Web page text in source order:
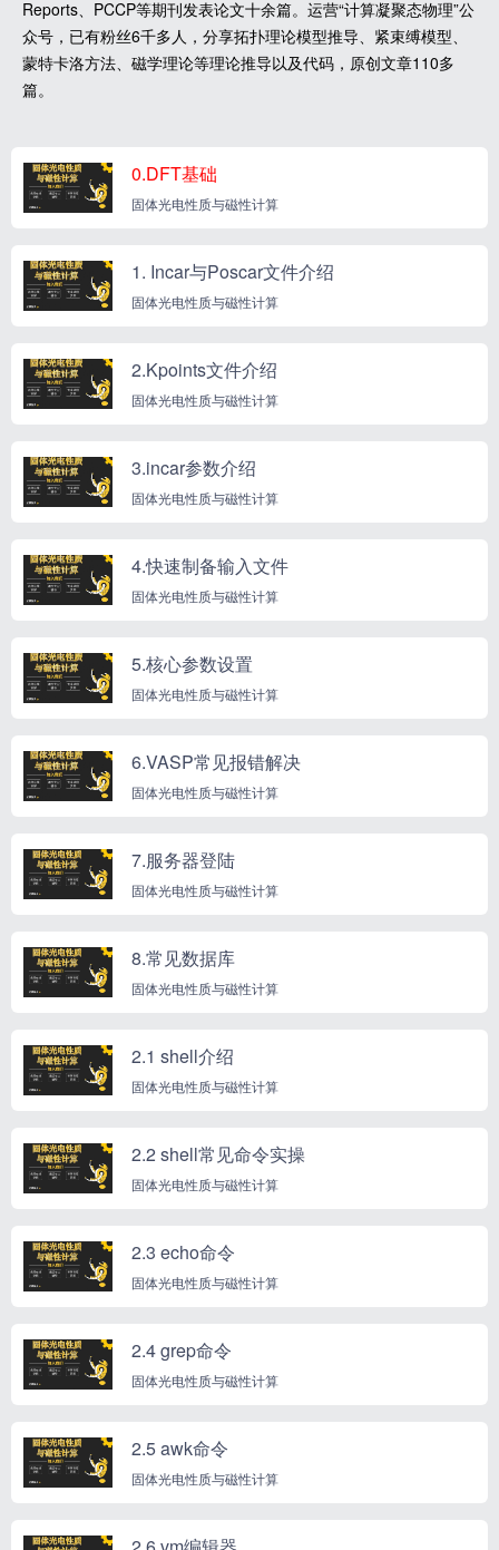
Reports、PCCP等期刊发表论文十余篇。运营“计算凝聚态物理”公
众号，已有粉丝6千多人，分享拓扑理论模型推导、紧束缚模型、
蒙特卡洛方法、磁学理论等理论推导以及代码，原创文章110多
篇。
0.DFT基础
固体光电性质与磁性计算
1. Incar与Poscar文件介绍
固体光电性质与磁性计算
2.Kpoints文件介绍
固体光电性质与磁性计算
3.incar参数介绍
固体光电性质与磁性计算
4.快速制备输入文件
固体光电性质与磁性计算
5.核心参数设置
固体光电性质与磁性计算
6.VASP常见报错解决
固体光电性质与磁性计算
7.服务器登陆
固体光电性质与磁性计算
8.常见数据库
固体光电性质与磁性计算
2.1 shell介绍
固体光电性质与磁性计算
2.2 shell常见命令实操
固体光电性质与磁性计算
2.3 echo命令
固体光电性质与磁性计算
2.4 grep命令
固体光电性质与磁性计算
2.5 awk命令
固体光电性质与磁性计算